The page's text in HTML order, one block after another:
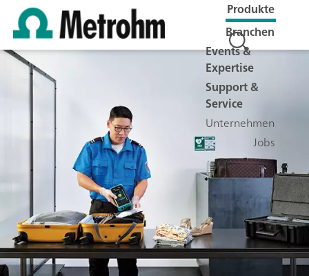
Produkte
Branchen
Events &
Expertise
Support &
Service
Unternehmen
Jobs